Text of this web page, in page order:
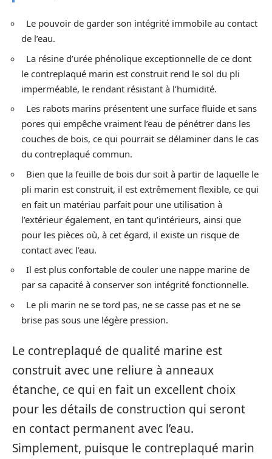
Le pouvoir de garder son intégrité immobile au contact
de l’eau.
La résine d’urée phénolique exceptionnelle de ce dont
le contreplaqué marin est construit rend le sol du pli
imperméable, le rendant résistant à l’humidité.
Les rabots marins présentent une surface fluide et sans
pores qui empêche vraiment l’eau de pénétrer dans les
couches de bois, ce qui pourrait se délaminer dans le cas
du contreplaqué commun.
Bien que la feuille de bois dur soit à partir de laquelle le
pli marin est construit, il est extrêmement flexible, ce qui
en fait un matériau parfait pour une utilisation à
l’extérieur également, en tant qu’intérieurs, ainsi que
pour les pièces où, à cet égard, il existe un risque de
contact avec l’eau.
Il est plus confortable de couler une nappe marine de
par sa capacité à conserver son intégrité fonctionnelle.
Le pli marin ne se tord pas, ne se casse pas et ne se
brise pas sous une légère pression.
Le contreplaqué de qualité marine est
construit avec une reliure à anneaux
étanche, ce qui en fait un excellent choix
pour les détails de construction qui seront
en contact permanent avec l’eau.
Simplement, puisque le contreplaqué marin